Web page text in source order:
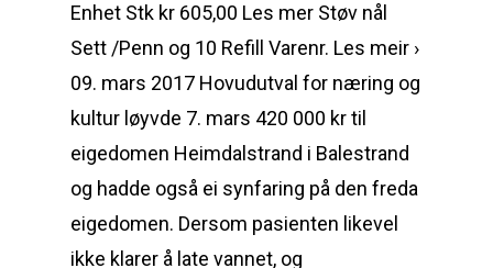
Enhet Stk kr 605,00 Les mer Støv nål
Sett /Penn og 10 Refill Varenr. Les meir ›
09. mars 2017 Hovudutval for næring og
kultur løyvde 7. mars 420 000 kr til
eigedomen Heimdalstrand i Balestrand
og hadde også ei synfaring på den freda
eigedomen. Dersom pasienten likevel
ikke klarer å late vannet, og